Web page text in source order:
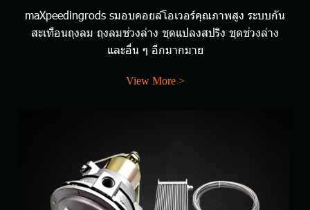
maXpeedingrods sมอบคอยล์โอเวอร์คุณภาพสูง ระบบกัน
สะเทือนถุงลม ถุงลมช่วงล่าง ชุดแปลงสปริง ชุดช่วงล่าง
และอื่น ๆ อีกมากมาย
View More >